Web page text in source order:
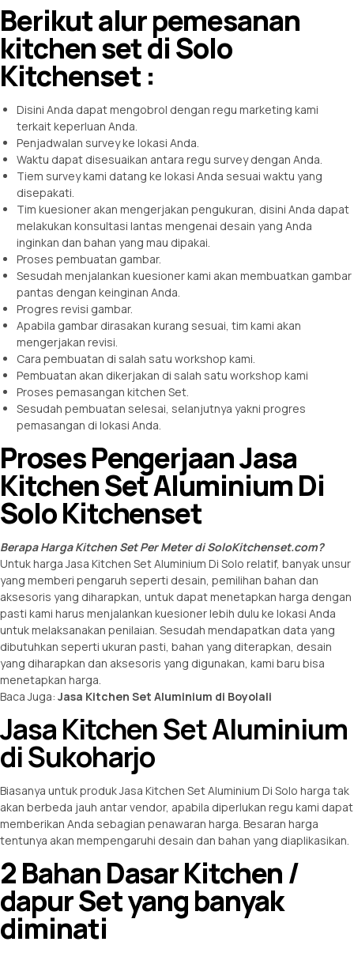
Berikut alur pemesanan
kitchen set di Solo
Kitchenset :
Disini Anda dapat mengobrol dengan regu marketing kami
terkait keperluan Anda.
Penjadwalan survey ke lokasi Anda.
Waktu dapat disesuaikan antara regu survey dengan Anda.
Tiem survey kami datang ke lokasi Anda sesuai waktu yang
disepakati.
Tim kuesioner akan mengerjakan pengukuran, disini Anda dapat
melakukan konsultasi lantas mengenai desain yang Anda
inginkan dan bahan yang mau dipakai.
Proses pembuatan gambar.
Sesudah menjalankan kuesioner kami akan membuatkan gambar
pantas dengan keinginan Anda.
Progres revisi gambar.
Apabila gambar dirasakan kurang sesuai, tim kami akan
mengerjakan revisi.
Cara pembuatan di salah satu workshop kami.
Pembuatan akan dikerjakan di salah satu workshop kami
Proses pemasangan kitchen Set.
Sesudah pembuatan selesai, selanjutnya yakni progres
pemasangan di lokasi Anda.
Proses Pengerjaan Jasa
Kitchen Set Aluminium Di
Solo Kitchenset
Berapa Harga Kitchen Set Per Meter di SoloKitchenset.com?
Untuk harga Jasa Kitchen Set Aluminium Di Solo relatif, banyak unsur
yang memberi pengaruh seperti desain, pemilihan bahan dan
aksesoris yang diharapkan, untuk dapat menetapkan harga dengan
pasti kami harus menjalankan kuesioner lebih dulu ke lokasi Anda
untuk melaksanakan penilaian. Sesudah mendapatkan data yang
dibutuhkan seperti ukuran pasti, bahan yang diterapkan, desain
yang diharapkan dan aksesoris yang digunakan, kami baru bisa
menetapkan harga.
Baca Juga: Jasa Kitchen Set Aluminium di Boyolali
Jasa Kitchen Set Aluminium
di Sukoharjo
Biasanya untuk produk Jasa Kitchen Set Aluminium Di Solo harga tak
akan berbeda jauh antar vendor, apabila diperlukan regu kami dapat
memberikan Anda sebagian penawaran harga. Besaran harga
tentunya akan mempengaruhi desain dan bahan yang diaplikasikan.
2 Bahan Dasar Kitchen /
dapur Set yang banyak
diminati